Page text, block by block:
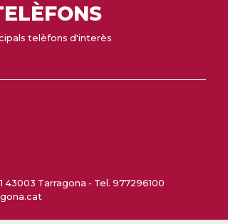
telèfons d'interès
Tarragona - Tel. 977296100